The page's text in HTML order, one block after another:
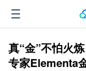
真“金”不怕火
专家Elementa